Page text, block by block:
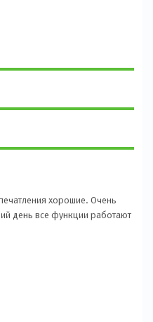
хорошие. Очень
день все функции работают